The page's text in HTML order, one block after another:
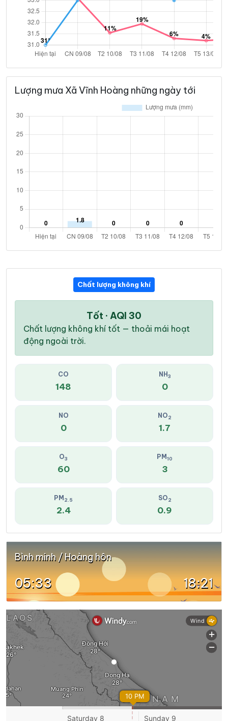
Lượng mưa Xã Vĩnh Hoàng những ngày tới
Chất lượng không khí
Tốt · AQI 30
Chất lượng không khí tốt — thoải mái hoạt
động ngoài trời.
CO
148
NH 3
0
NO
0
NO2
1.7
O3
60
PM 10
3
PM 2.5
2.4
SO2
0.9
Bình minh / Hoàng hôn
05:33 18:21